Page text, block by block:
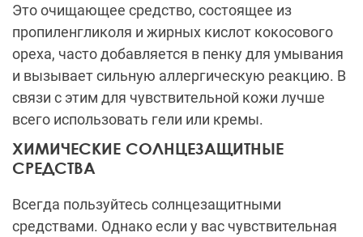
Это очищающее средство, состоящее из
пропиленгликоля и жирных кислот кокосового
ореха, часто добавляется в пенку для умывания
и вызывает сильную аллергическую реакцию. В
связи с этим для чувствительной кожи лучше
всего использовать гели или кремы.
ХИМИЧЕСКИЕ СОЛНЦЕЗАЩИТНЫЕ
СРЕДСТВА
Всегда пользуйтесь солнцезащитными
средствами. Однако если у вас чувствительная